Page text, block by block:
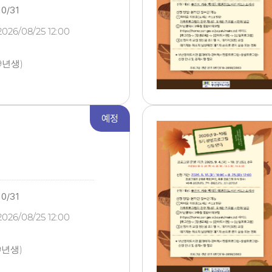
31
08/25 12:00
생)
31
08/25 12:00
생)
예정